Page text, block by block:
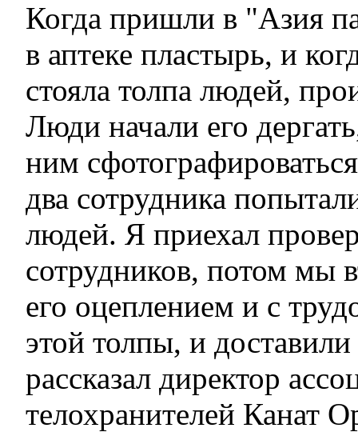
Когда пришли в "Азия
в аптеке пластырь, и
стояла толпа людей,
Люди начали его
ним
два сотрудника
людей. Я приехал
сотрудников, потом мы
его оцеплением и с
этой толпы, и
рассказал директор
телохранителей Канат